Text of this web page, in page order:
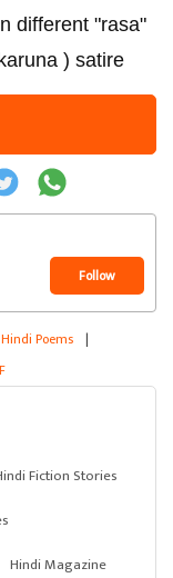
different "rasa"
) satire
Follow
Hindi Poems |
Fiction Stories
Hindi Magazine